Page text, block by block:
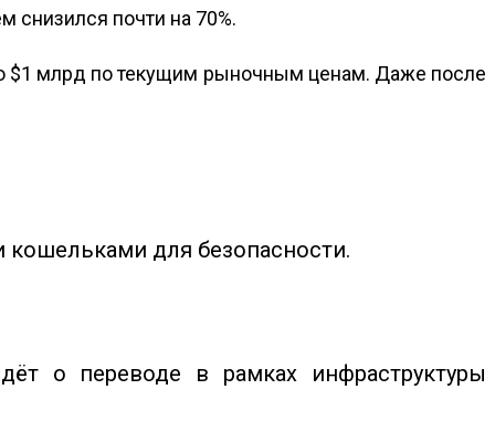
снизился почти на 70%.
$1 млрд по текущим рыночным ценам. Даже после
для безопасности.
о переводе в рамках инфраструктуры